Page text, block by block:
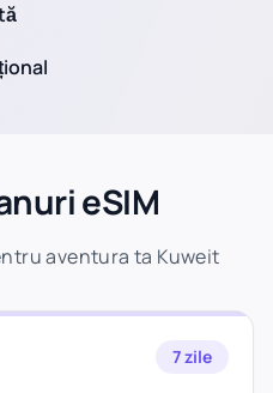
eSIM
aventura ta Kuweit
7 zile